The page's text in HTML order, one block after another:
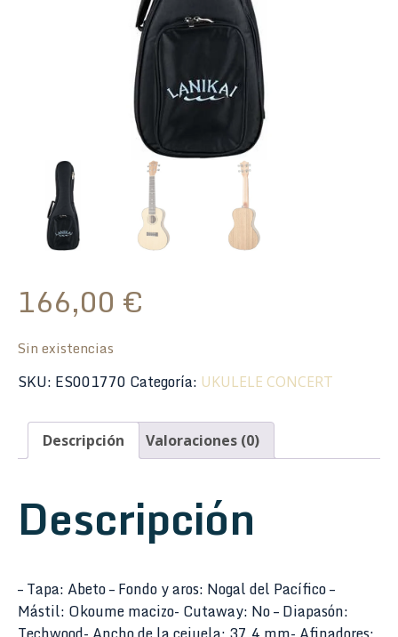
166,00 €
Sin existencias
SKU: ES001770 Categoría: UKULELE CONCERT
Descripción Valoraciones (0)
Descripción
– Tapa: Abeto – Fondo y aros: Nogal del Pacífico –
Mástil: Okoume macizo- Cutaway: No – Diapasón: